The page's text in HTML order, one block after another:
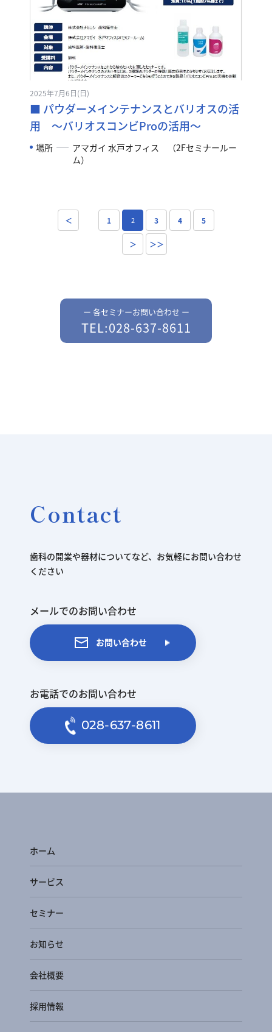
2025年7月6日(日)
■ パウダーメインテナンスとバリオスの活
用 ～バリオスコンビProの活用～
場所
アマガイ 水戸オフィス （2Fセミナールー
ム）
＜ 1 2 3 4 5
＞ ＞＞
ー 各セミナーお問い合わせ ー
TEL:028-637-8611
Contact
歯科の開業や器材についてなど、お気軽にお問い合わせ
ください
メールでのお問い合わせ
お問い合わせ
お電話でのお問い合わせ
028-637-8611
ホーム
サービス
セミナー
お知らせ
会社概要
採用情報